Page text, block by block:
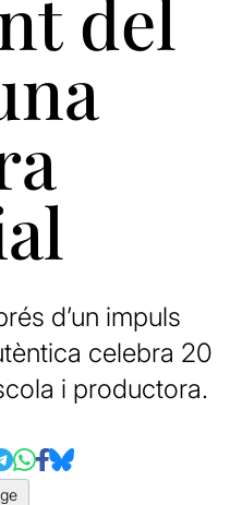
del
d’un impuls
celebra 20
i productora.